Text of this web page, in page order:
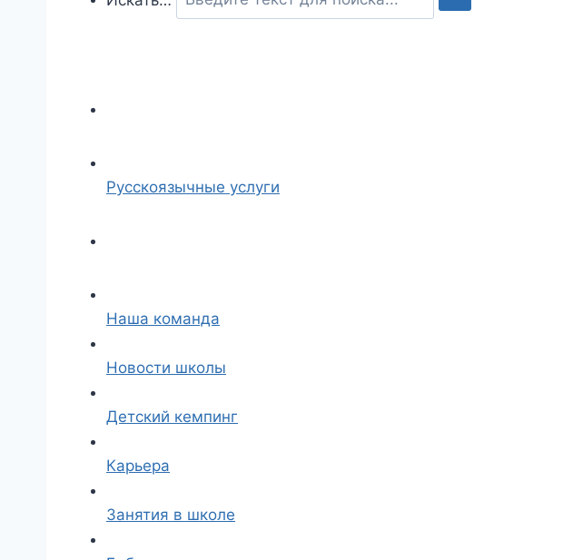
Русскоязычные услуги
Наша команда
Новости школы
Детский кемпинг
Карьера
Занятия в школе